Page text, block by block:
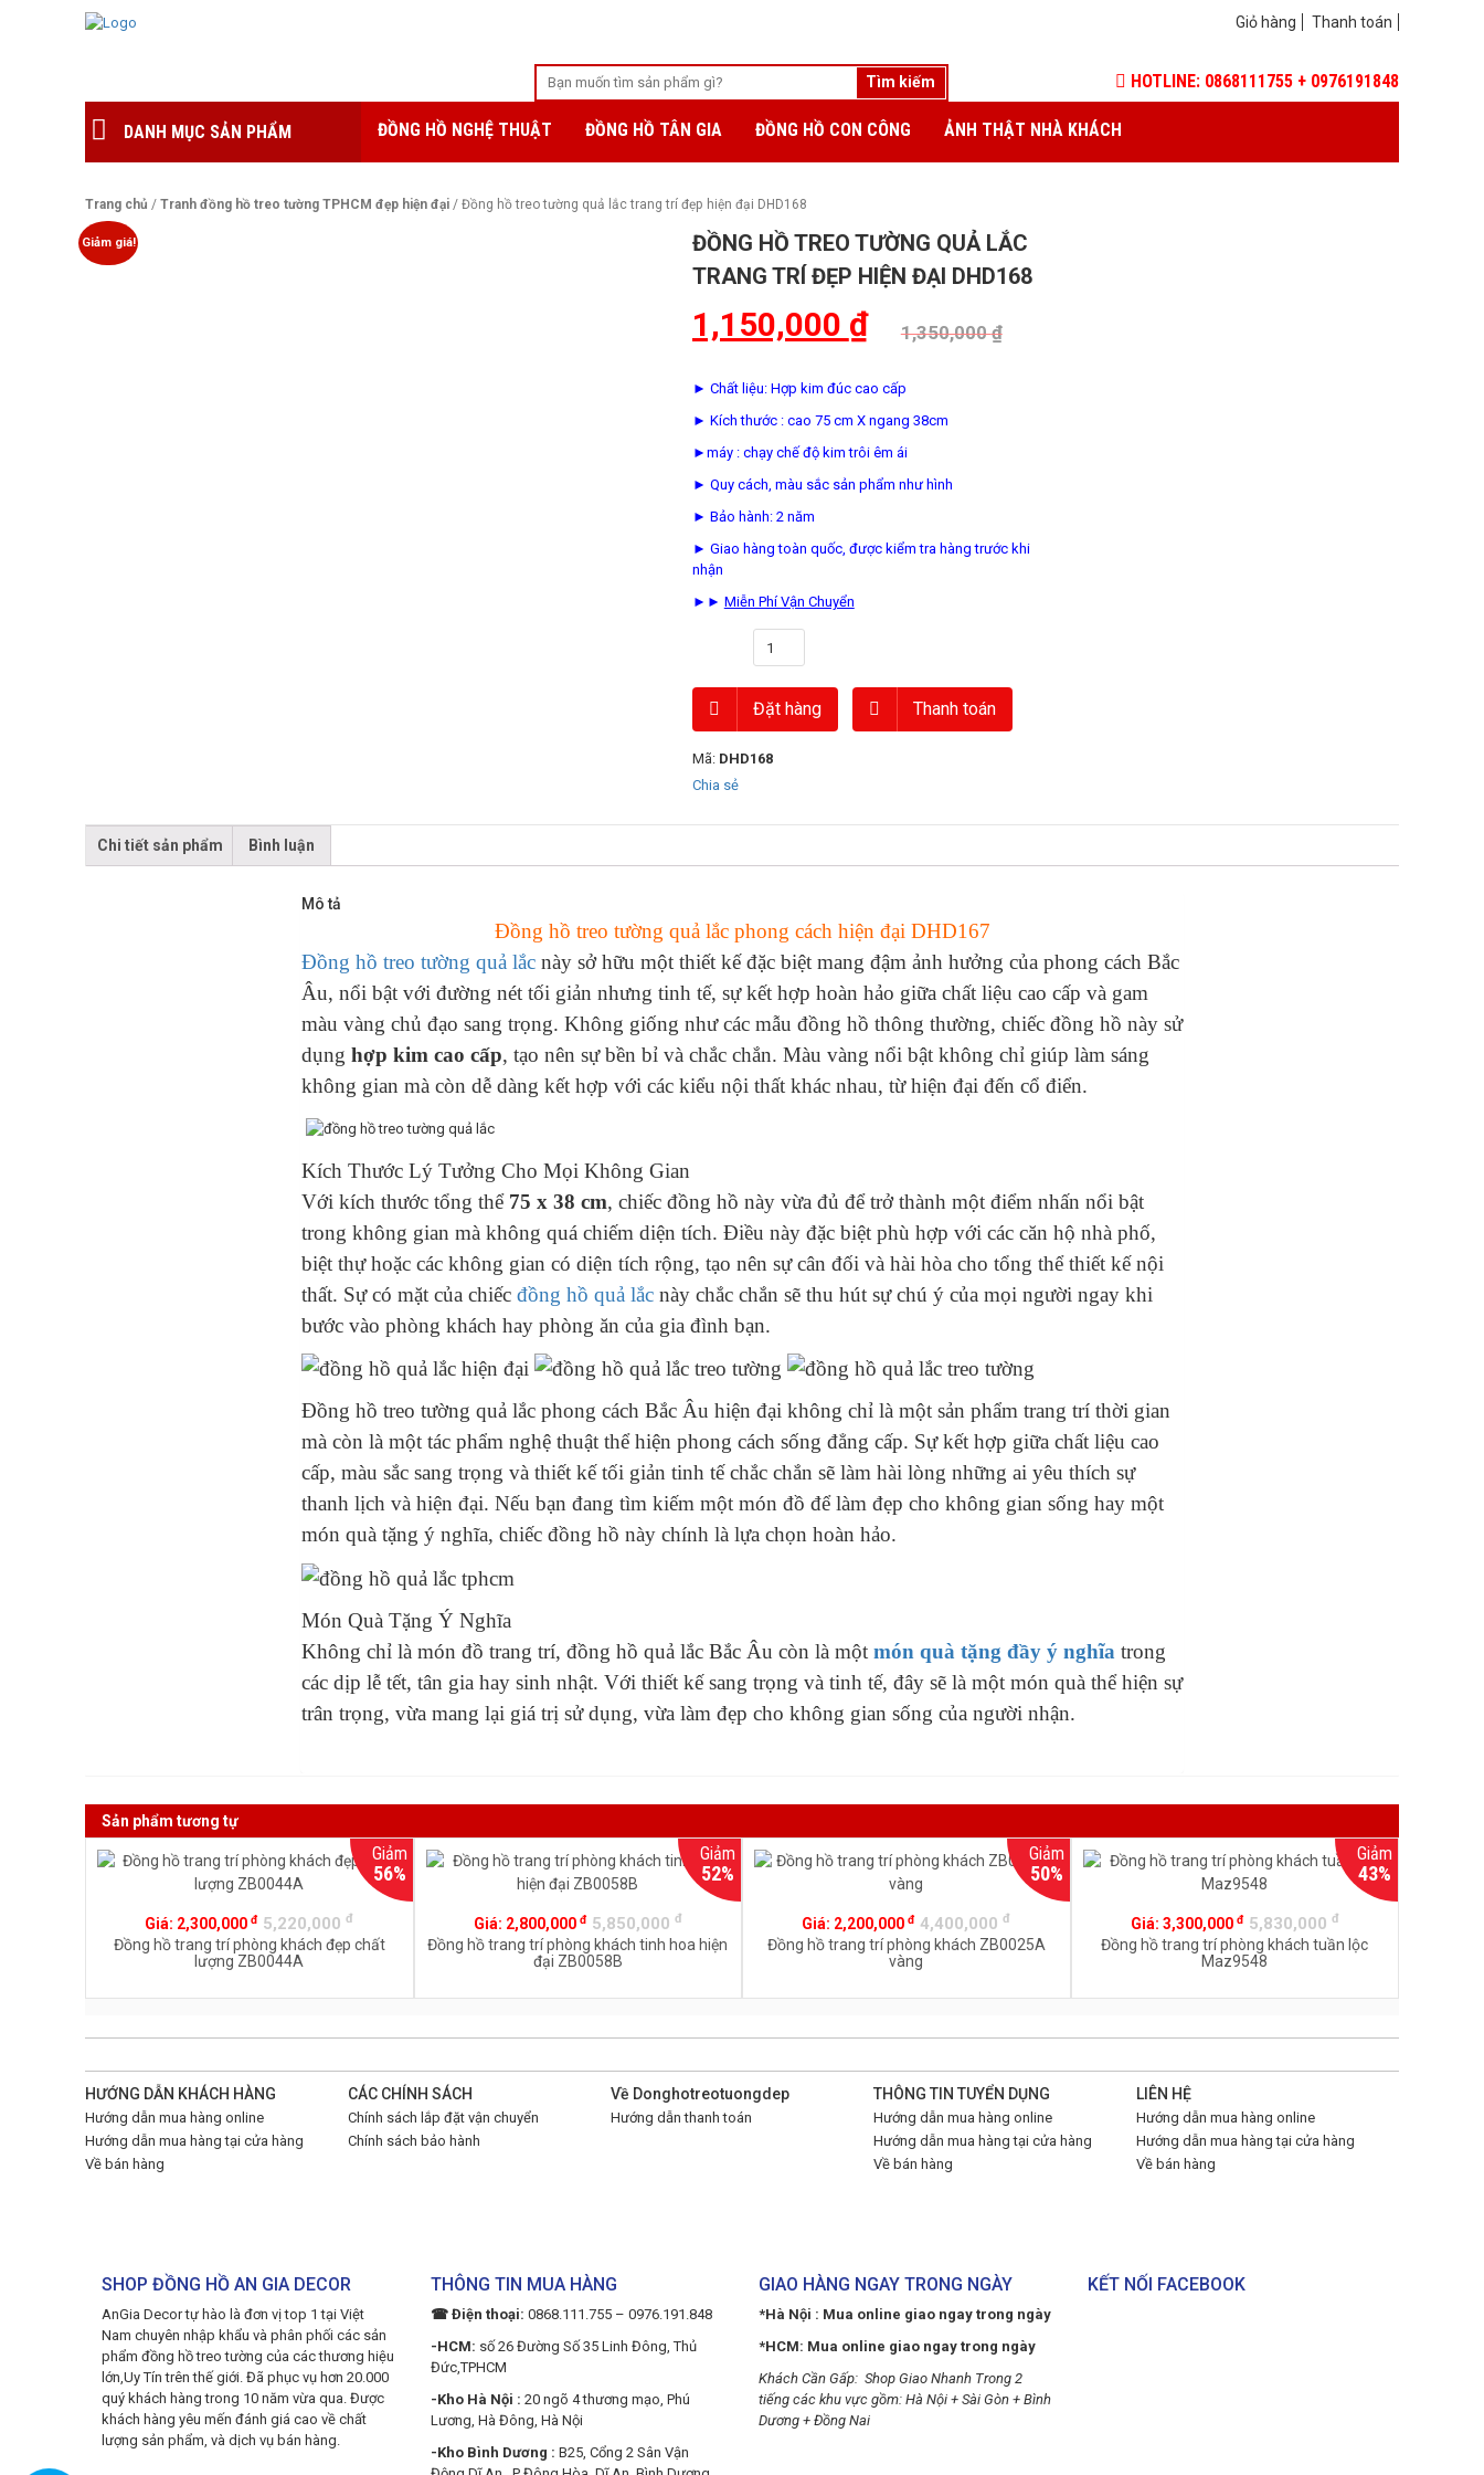
Giỏ hàng Thanh toán
HOTLINE: 0868111755 + 0976191848
DANH MỤC SẢN PHẨM ĐỒNG HỒ NGHỆ THUẬT ĐỒNG HỒ TÂN GIA ĐỒNG HỒ CON CÔNG ẢNH THẬT NHÀ KHÁCH
Trang chủ / Tranh đồng hồ treo tường TPHCM đẹp hiện đại / Đồng hồ treo tường quả lắc trang trí đẹp hiện đại DHD168
Giảm giá!
ĐỒNG HỒ TREO TƯỜNG QUẢ LẮC
TRANG TRÍ ĐẸP HIỆN ĐẠI DHD168
1,350,000₫
1,150,000 ₫
► Chất liệu: Hợp kim đúc cao cấp
► Kích thước : cao 75 cm X ngang 38cm
►máy : chạy chế độ kim trôi êm ái
► Quy cách, màu sắc sản phẩm như hình
► Bảo hành: 2 năm
► Giao hàng toàn quốc, được kiểm tra hàng trước khi
nhận
►► Miễn Phí Vận Chuyển
Đặt hàng Thanh toán
Mã: DHD168
Chia sẻ
Chi tiết sản phẩm Bình luận
Mô tả
Đồng hồ treo tường quả lắc phong cách hiện đại DHD167
Đồng hồ treo tường quả lắc này sở hữu một thiết kế đặc biệt mang đậm ảnh hưởng của phong cách Bắc
Âu, nổi bật với đường nét tối giản nhưng tinh tế, sự kết hợp hoàn hảo giữa chất liệu cao cấp và gam
màu vàng chủ đạo sang trọng. Không giống như các mẫu đồng hồ thông thường, chiếc đồng hồ này sử
dụng hợp kim cao cấp, tạo nên sự bền bỉ và chắc chắn. Màu vàng nổi bật không chỉ giúp làm sáng
không gian mà còn dễ dàng kết hợp với các kiểu nội thất khác nhau, từ hiện đại đến cổ điển.
Kích Thước Lý Tưởng Cho Mọi Không Gian
Với kích thước tổng thể 75 x 38 cm, chiếc đồng hồ này vừa đủ để trở thành một điểm nhấn nổi bật
trong không gian mà không quá chiếm diện tích. Điều này đặc biệt phù hợp với các căn hộ nhà phố,
biệt thự hoặc các không gian có diện tích rộng, tạo nên sự cân đối và hài hòa cho tổng thể thiết kế nội
thất. Sự có mặt của chiếc đồng hồ quả lắc này chắc chắn sẽ thu hút sự chú ý của mọi người ngay khi
bước vào phòng khách hay phòng ăn của gia đình bạn.
Đồng hồ treo tường quả lắc phong cách Bắc Âu hiện đại không chỉ là một sản phẩm trang trí thời gian
mà còn là một tác phẩm nghệ thuật thể hiện phong cách sống đẳng cấp. Sự kết hợp giữa chất liệu cao
cấp, màu sắc sang trọng và thiết kế tối giản tinh tế chắc chắn sẽ làm hài lòng những ai yêu thích sự
thanh lịch và hiện đại. Nếu bạn đang tìm kiếm một món đồ để làm đẹp cho không gian sống hay một
món quà tặng ý nghĩa, chiếc đồng hồ này chính là lựa chọn hoàn hảo.
Món Quà Tặng Ý Nghĩa
Không chỉ là món đồ trang trí, đồng hồ quả lắc Bắc Âu còn là một món quà tặng đầy ý nghĩa trong
các dịp lễ tết, tân gia hay sinh nhật. Với thiết kế sang trọng và tinh tế, đây sẽ là một món quà thể hiện sự
trân trọng, vừa mang lại giá trị sử dụng, vừa làm đẹp cho không gian sống của người nhận.
Sản phẩm tương tự
Giảm
56%
Giá: 2,300,000đ 5,220,000đ
Đồng hồ trang trí phòng khách đẹp chất
lượng ZB0044A
Giảm
52%
Giá: 2,800,000 đ 5,850,000 đ
Đồng hồ trang trí phòng khách tinh hoa hiện
đại ZB0058B
Giảm
50%
Giá: 2,200,000đ 4,400,000đ
Đồng hồ trang trí phòng khách ZB0025A
vàng
Giảm
43%
Giá: 3,300,000 đ 5,830,000 đ
Đồng hồ trang trí phòng khách tuần lộc
Maz9548
HƯỚNG DẪN KHÁCH HÀNG
Hướng dẫn mua hàng online
Hướng dẫn mua hàng tại cửa hàng
Về bán hàng
CÁC CHÍNH SÁCH
Chính sách lắp đặt vận chuyển
Chính sách bảo hành
Về Donghotreotuongdep
Hướng dẫn thanh toán
THÔNG TIN TUYỂN DỤNG
Hướng dẫn mua hàng online
Hướng dẫn mua hàng tại cửa hàng
Về bán hàng
LIÊN HỆ
Hướng dẫn mua hàng online
Hướng dẫn mua hàng tại cửa hàng
Về bán hàng
SHOP ĐỒNG HỒ AN GIA DECOR
AnGia Decor tự hào là đơn vị top 1 tại Việt
Nam chuyên nhập khẩu và phân phối các sản
phẩm đồng hồ treo tường của các thương hiệu
lớn,Uy Tín trên thế giới. Đã phục vụ hơn 20.000
quý khách hàng trong 10 năm vừa qua. Được
khách hàng yêu mến đánh giá cao về chất
lượng sản phẩm, và dịch vụ bán hàng.
THÔNG TIN MUA HÀNG
☎ Điện thoại: 0868.111.755 – 0976.191.848
-HCM: số 26 Đường Số 35 Linh Đông, Thủ
Đức,TPHCM
-Kho Hà Nội : 20 ngõ 4 thương mạo, Phú
Lương, Hà Đông, Hà Nội
-Kho Bình Dương : B25, Cổng 2 Sân Vận
GIAO HÀNG NGAY TRONG NGÀY
*Hà Nội : Mua online giao ngay trong ngày
*HCM: Mua online giao ngay trong ngày
Khách Cần Gấp: Shop Giao Nhanh Trong 2
tiếng các khu vực gồm: Hà Nội + Sài Gòn + Bình
Dương + Đồng Nai
KẾT NỐI FACEBOOK